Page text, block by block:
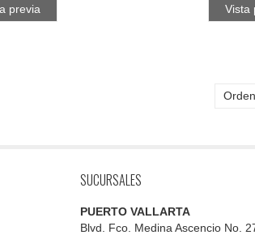
previa Vista
SUCURSALES
PUERTO VALLARTA
Blvd. Fco. Medina Ascencio No.